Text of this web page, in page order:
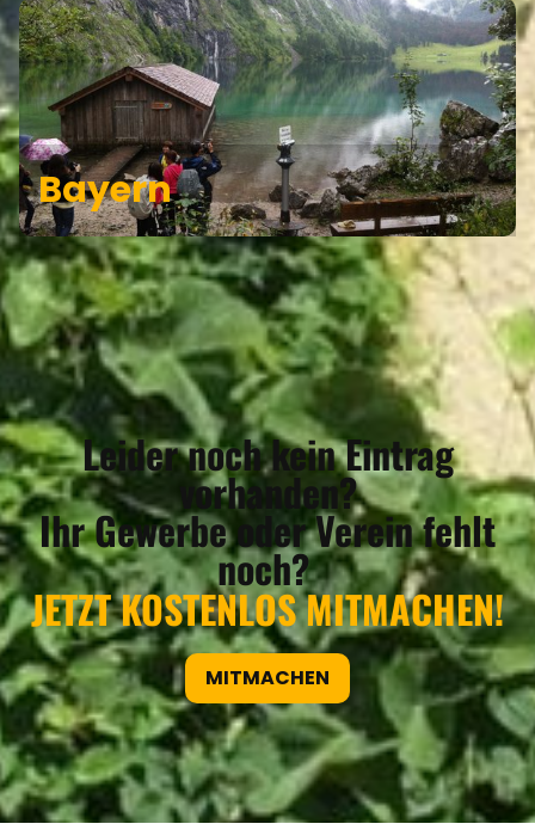
Bayern
Leider noch kein Eintrag
vorhanden?
Ihr Gewerbe oder Verein fehlt
noch?
JETZT KOSTENLOS MITMACHEN!
MITMACHEN